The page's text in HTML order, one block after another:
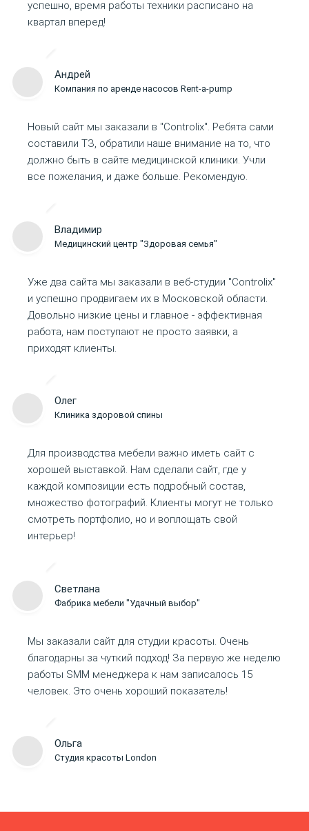
успешно, время работы техники расписано на
квартал вперед!
Андрей
Компания по аренде насосов Rent-a-pump
Новый сайт мы заказали в "Controlix". Ребята сами
составили ТЗ, обратили наше внимание на то, что
должно быть в сайте медицинской клиники. Учли
все пожелания, и даже больше. Рекомендую.
Владимир
Медицинский центр "Здоровая семья"
Уже два сайта мы заказали в веб-студии "Controlix"
и успешно продвигаем их в Московской области.
Довольно низкие цены и главное - эффективная
работа, нам поступают не просто заявки, а
приходят клиенты.
Олег
Клиника здоровой спины
Для производства мебели важно иметь сайт с
хорошей выставкой. Нам сделали сайт, где у
каждой композиции есть подробный состав,
множество фотографий. Клиенты могут не только
смотреть портфолио, но и воплощать свой
интерьер!
Светлана
Фабрика мебели "Удачный выбор"
Мы заказали сайт для студии красоты. Очень
благодарны за чуткий подход! За первую же неделю
работы SMM менеджера к нам записалось 15
человек. Это очень хороший показатель!
Ольга
Студия красоты London